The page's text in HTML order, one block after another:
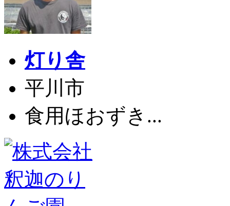
灯り舎
平川市
食用ほおずき...